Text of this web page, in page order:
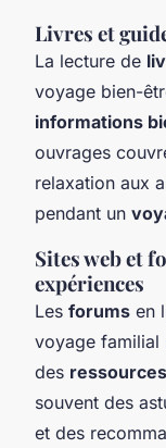
Livres et
La lecture de
voyage bien-
informations
ouvrages
relaxation aux
pendant un
Sites web et
expériences
Les forums en
voyage familial
des
souvent des
et des